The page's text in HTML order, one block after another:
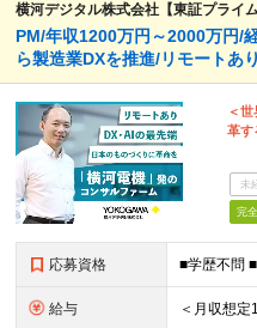
横河デジタル株式会社【東証プライ
PM/年収1200万円～2000万円/
ら製造業DXを推進/リモートあり
＜
革す
未
完
応募資格
給与